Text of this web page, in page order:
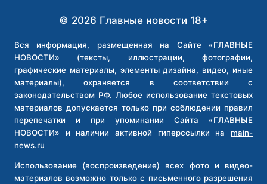
СОБАКАМИ
ПРИЛЁТЕ
В
НЬЮ-
ЙОРК
© 2026 Главные новости 18+
Вся информация, размещенная на Сайте «ГЛАВНЫЕ
НОВОСТИ» (тексты, иллюстрации, фотографии,
графические материалы, элементы дизайна, видео, иные
материалы), охраняется в соответствии с
законодательством РФ. Любое использование текстовых
материалов допускается только при соблюдении правил
перепечатки и при упоминании Сайта «ГЛАВНЫЕ
НОВОСТИ» и наличии активной гиперссылки на main-
news.ru
Использование (воспроизведение) всех фото и видео-
материалов возможно только с письменного разрешения